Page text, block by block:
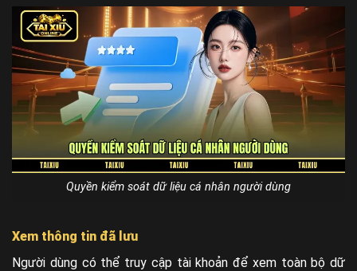
Quyền kiểm soát dữ liệu cá nhân người dùng
Xem thông tin đã lưu
Người dùng có thể truy cập tài khoản để xem toàn bộ dữ